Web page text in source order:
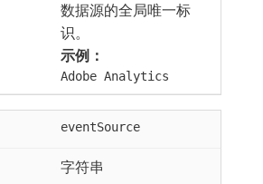
数据源的全局唯一标
识。
示例：
Adobe Analytics
eventSource
字符串